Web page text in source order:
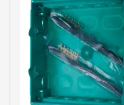
Дверца
Без дверцы(1)
Дымчатая(1)
Непрозрачная